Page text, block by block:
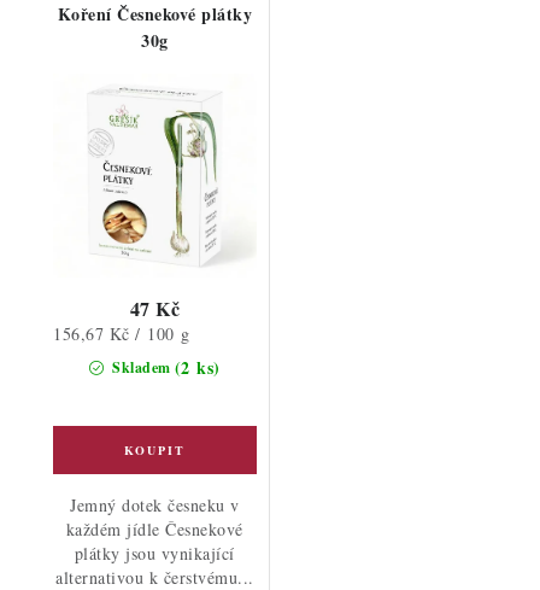
Koření Česnekové plátky
30g
Skladem (2 ks)
47 Kč
Měrná
156,67 Kč / 100 g
Jemný dotek česneku v
každém jídle Česnekové
plátky jsou vynikající
alternativou k čerstvému...